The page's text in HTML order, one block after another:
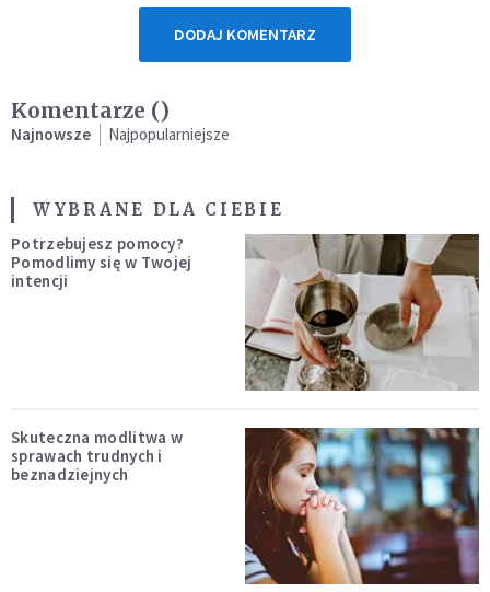
DODAJ KOMENTARZ
Komentarze ()
Najnowsze Najpopularniejsze
WYBRANE DLA CIEBIE
Potrzebujesz pomocy?
Pomodlimy się w Twojej
intencji
Skuteczna modlitwa w
sprawach trudnych i
beznadziejnych